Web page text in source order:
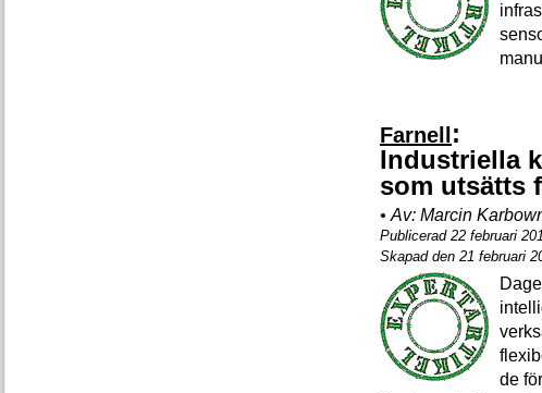
Farnell :
Industriella
som utsätts
• Av: Marcin
Publicerad 22 februari
Skapad den 21 februari
de